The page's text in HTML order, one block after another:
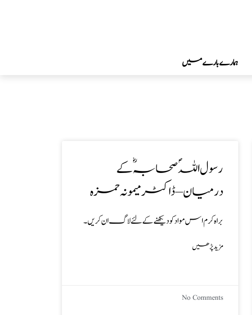
ہمارے بارے میں
رسول اللہؐ صحابہ ؓ کے
درمیان – ڈاکٹر میمونہ حمزہ
براہ کرم اس مواد کو دیکھنے کے لئے لاگ ان کریں۔
مزید پڑھیں
No Comments